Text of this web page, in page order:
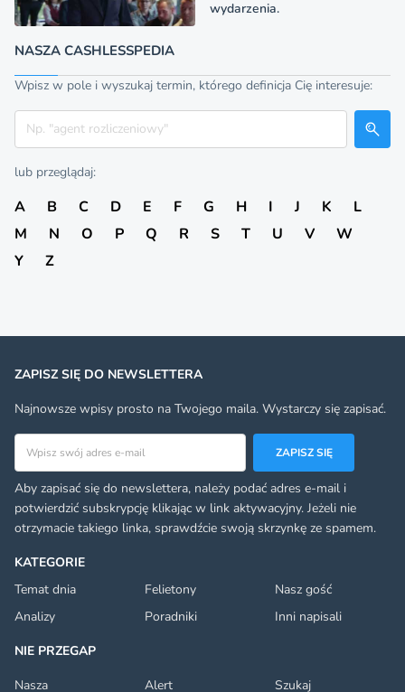
wydarzenia.
NASZA CASHLESSPEDIA
Wpisz w pole i wyszukaj termin, którego definicja Cię interesuje:
Szukaj
lub przeglądaj:
A B C D E F G H I J K
L
M
N O P Q R S T U V
W
Y
Z
KATEGORIE
Temat dnia
Felietony
Nasz gość
Analizy
Poradniki
Inni napisali
NIE PRZEGAP
Nasza
Alert Szukaj
ZAPISZ SIĘ DO NEWSLETTERA
Najnowsze wpisy prosto na Twojego maila. Wystarczy się zapisać.
ZAPISZ SIĘ
Aby zapisać się do newslettera, należy podać adres e-mail i
potwierdzić subskrypcję klikając w link aktywacyjny. Jeżeli nie
otrzymacie takiego linka, sprawdźcie swoją skrzynkę ze spamem.